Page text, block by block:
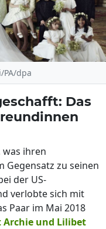
dpa
Das
ihren
zu seinen
der US-
verlobte sich mit
Paar im Mai 2018
Archie und Lilibet